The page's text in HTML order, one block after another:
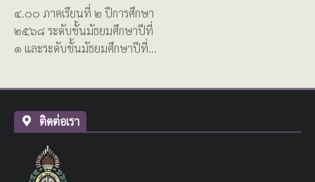
๔.๐๐ ภาคเรียนที่ ๒ ปีการศึกษา
๒๕๖๘ ระดับชั้นมัธยมศึกษาปีที่
๑ และระดับชั้นมัธยมศึกษาปีที่…
ติดต่อเรา